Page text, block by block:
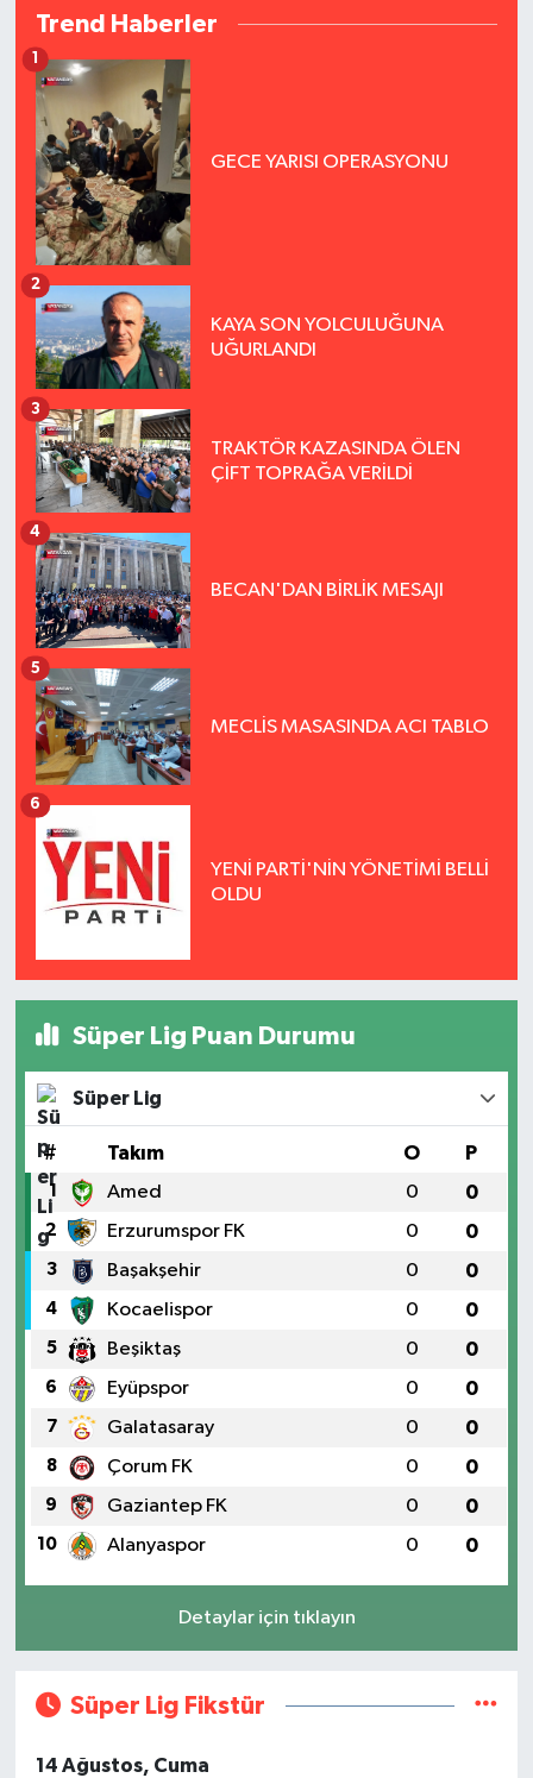
Trend Haberler
GECE YARISI OPERASYONU
1
KAYA SON YOLCULUĞUNA
UĞURLANDI
2
TRAKTÖR KAZASINDA ÖLEN
ÇİFT TOPRAĞA VERİLDİ
3
BECAN'DAN BİRLİK MESAJI
4
MECLİS MASASINDA ACI TABLO
5
YENİ PARTİ'NİN YÖNETİMİ BELLİ
OLDU
6
Süper Lig Puan Durumu
Süper Lig
# Takım O P
1 Amed 0 0
2 Erzurumspor FK 0 0
3 Başakşehir 0 0
4 Kocaelispor 0 0
5 Beşiktaş 0 0
6 Eyüpspor 0 0
7 Galatasaray 0 0
8 Çorum FK 0 0
9 Gaziantep FK 0 0
10 Alanyaspor 0 0
Detaylar için tıklayın
Süper Lig Fikstür
14 Ağustos, Cuma